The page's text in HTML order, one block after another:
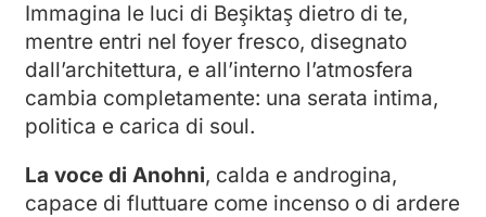
Immagina le luci di Beşiktaş dietro di te,
mentre entri nel foyer fresco, disegnato
dall’architettura, e all’interno l’atmosfera
cambia completamente: una serata intima,
politica e carica di soul.
La voce di Anohni, calda e androgina,
capace di fluttuare come incenso o di ardere